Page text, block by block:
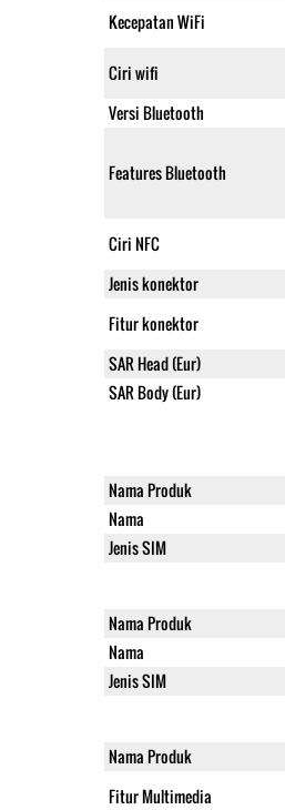
Kecepatan WiFi
Ciri wifi
Versi Bluetooth
Features Bluetooth
Ciri NFC
Jenis konektor
Fitur konektor
SAR Head (Eur)
SAR Body (Eur)
Nama Produk
Nama
Jenis SIM
Nama Produk
Nama
Jenis SIM
Nama Produk
Fitur Multimedia